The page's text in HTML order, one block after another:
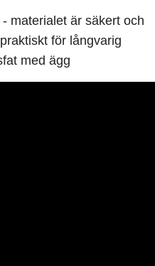
materialet är säkert och
för långvarig
med ägg